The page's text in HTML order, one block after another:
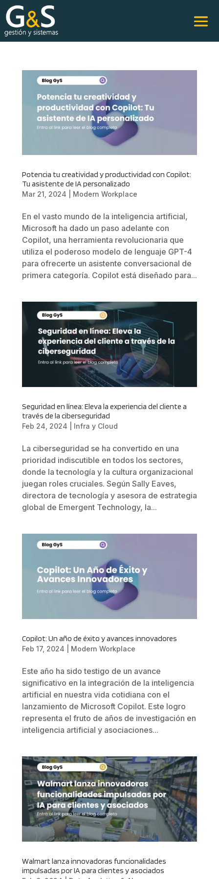
Potencia tu creatividad y productividad con Copilot:
Tu asistente de IA personalizado
Mar 21, 2024 Modern Workplace
En el vasto mundo de la inteligencia artificial,
Microsoft ha dado un paso adelante con
Copilot, una herramienta revolucionaria que
utiliza el poderoso modelo de lenguaje GPT-4
para ofrecerte un asistente conversacional de
primera categoría. Copilot está diseñado para...
Seguridad en línea: Eleva la experiencia del cliente a
través de la ciberseguridad
Feb 24, 2024 Infra y Cloud
La ciberseguridad se ha convertido en una
prioridad indiscutible en todos los sectores,
donde la tecnología y la cultura organizacional
juegan roles cruciales. Según Sally Eaves,
directora de tecnología y asesora de estrategia
global de Emergent Technology, la...
Copilot: Un año de éxito y avances innovadores
Feb 17, 2024 Modern Workplace
Este año ha sido testigo de un avance
significativo en la integración de la inteligencia
artificial en nuestra vida cotidiana con el
lanzamiento de Microsoft Copilot. Este logro
representa el fruto de años de investigación en
inteligencia artificial y asociaciones...
Walmart lanza innovadoras funcionalidades
impulsadas por IA para clientes y asociados